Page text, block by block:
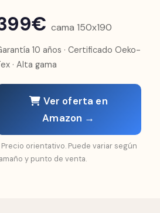
cama 150x190
10 años · Certificado Oeko-
· Alta gama
Ver oferta en
Amazon →
Precio orientativo. Puede variar según
y punto de venta.